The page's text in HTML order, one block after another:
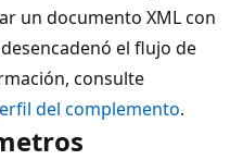
un documento XML con
el flujo de
consulte
del complemento.